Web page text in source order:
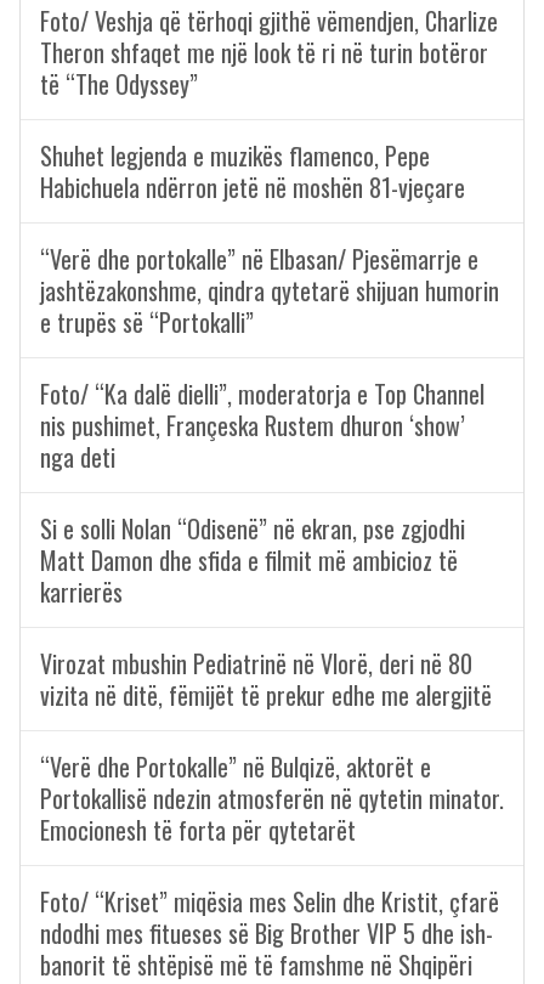
Foto/ Veshja që tërhoqi gjithë vëmendjen, Charlize
Theron shfaqet me një look të ri në turin botëror
të “The Odyssey”
Shuhet legjenda e muzikës flamenco, Pepe
Habichuela ndërron jetë në moshën 81-vjeçare
“Verë dhe portokalle” në Elbasan/ Pjesëmarrje e
jashtëzakonshme, qindra qytetarë shijuan humorin
e trupës së “Portokalli”
Foto/ “Ka dalë dielli”, moderatorja e Top Channel
nis pushimet, Françeska Rustem dhuron ‘show’
nga deti
Si e solli Nolan “Odisenë” në ekran, pse zgjodhi
Matt Damon dhe sfida e filmit më ambicioz të
karrierës
Virozat mbushin Pediatrinë në Vlorë, deri në 80
vizita në ditë, fëmijët të prekur edhe me alergjitë
“Verë dhe Portokalle” në Bulqizë, aktorët e
Portokallisë ndezin atmosferën në qytetin minator.
Emocionesh të forta për qytetarët
Foto/ “Kriset” miqësia mes Selin dhe Kristit, çfarë
ndodhi mes fitueses së Big Brother VIP 5 dhe ish-
banorit të shtëpisë më të famshme në Shqipëri